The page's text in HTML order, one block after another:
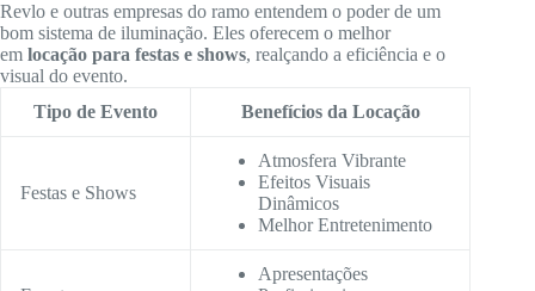
Revlo e outras empresas do ramo entendem o poder de um
bom sistema de iluminação. Eles oferecem o melhor
em locação para festas e shows, realçando a eficiência e o
visual do evento.
Tipo de Evento
Benefícios da Locação
Festas e Shows
Atmosfera Vibrante
Efeitos Visuais
Dinâmicos
Melhor Entretenimento
Apresentações